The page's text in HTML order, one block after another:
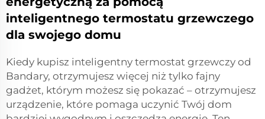
inteligentnego termostatu grzewczego
dla swojego domu
Kiedy kupisz inteligentny termostat grzewczy od
Bandary, otrzymujesz więcej niż tylko fajny
gadżet, którym możesz się pokazać – otrzymujesz
urządzenie, które pomaga uczynić Twój dom